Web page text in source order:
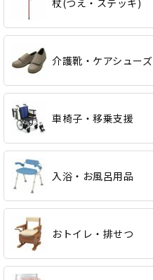
介護靴・ケアシューズ
車椅子・移乗支援
入浴・お風呂用品
おトイレ・排せつ